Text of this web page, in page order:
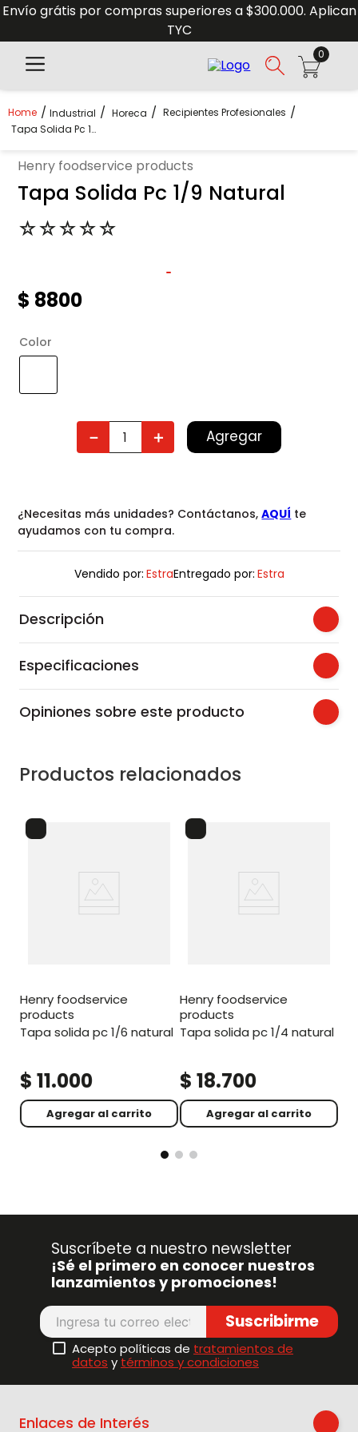
Envío grátis por compras superiores a $300.000. Aplican
TYC
0
Industrial Horeca
Recipientes Profesionales
Tapa Solida Pc 1/9 Natural
henry foodservice products
Tapa Solida Pc 1/9 Natural
☆☆☆☆☆
$ 8800
Color
＋
－ Agregar
¿Necesitas más unidades? Contáctanos,AQUÍ te
ayudamos con tu compra.
Vendido por: EstraEntregado por: Estra
Descripción
Especificaciones
Opiniones sobre este producto
Productos relacionados
henry foodservice
products
tapa solida pc 1/6 natural
$ 11.000
Agregar al carrito
henry foodservice
products
tapa solida pc 1/4 natural
$ 18.700
Agregar al carrito
Suscríbete a nuestro newsletter
¡Sé el primero en conocer nuestros
lanzamientos y promociones!
Suscribirme
Acepto políticas de tratamientos de
datos y términos y condiciones
Enlaces de Interés